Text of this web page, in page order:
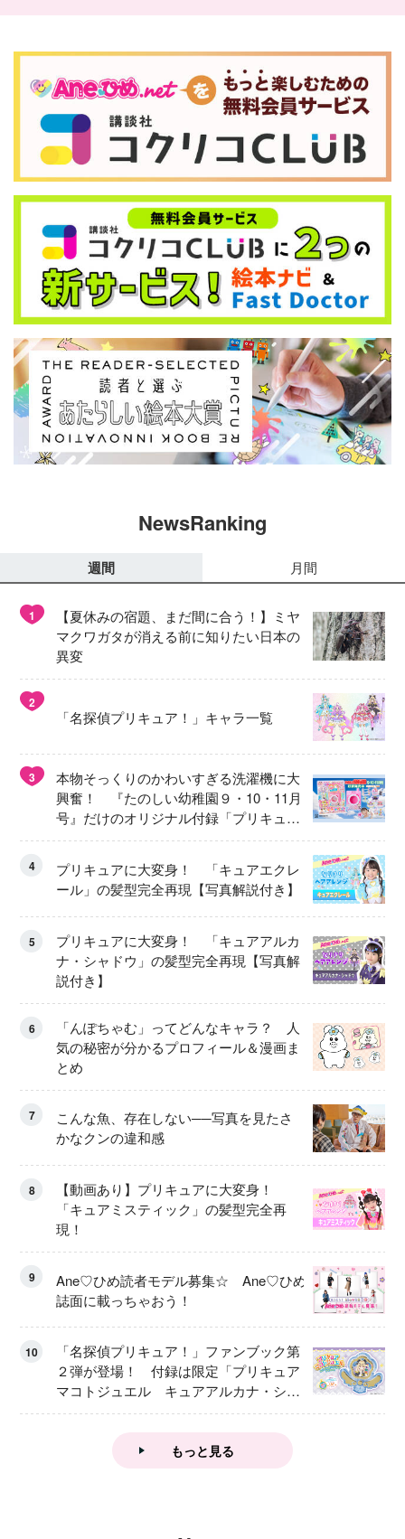
NewsRanking
週間 月間
1
【夏休みの宿題、まだ間に合う！】ミヤ
マクワガタが消える前に知りたい日本の
異変
2
「名探偵プリキュア！」キャラ一覧
3
本物そっくりのかわいすぎる洗濯機に大
興奮！ 『たのしい幼稚園９・10・11月
号』だけのオリジナル付録「プリキュ
ア くるくるせんたくき」
4
プリキュアに大変身！ 「キュアエクレ
ール」の髪型完全再現【写真解説付き】
5
プリキュアに大変身！ 「キュアアルカ
ナ・シャドウ」の髪型完全再現【写真解
説付き】
6
「んぽちゃむ」ってどんなキャラ？ 人
気の秘密が分かるプロフィール＆漫画ま
とめ
7
こんな魚、存在しない──写真を見たさ
かなクンの違和感
8
【動画あり】プリキュアに大変身！
「キュアミスティック」の髪型完全再
現！
9
Ane♡ひめ読者モデル募集☆ Ane♡ひめ
誌面に載っちゃおう！
10
「名探偵プリキュア！」ファンブック第
２弾が登場！ 付録は限定「プリキュア
マコトジュエル キュアアルカナ・シャ
ドウ アイスver.」 キュアエクレールを
もっと見る